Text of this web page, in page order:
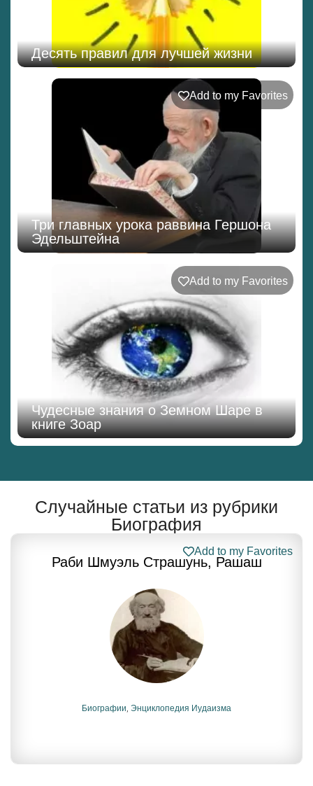
Десять правил для лучшей жизни
Add to my Favorites
Три главных урока раввина Гершона
Эдельштейна
Add to my Favorites
Чудесные знания о Земном Шаре в
книге Зоар
Случайные статьи из рубрики
Биография
Раби Шмуэль Страшунь, Рашаш
Add to my Favorites
Биографии, Энциклопедия Иудаизма